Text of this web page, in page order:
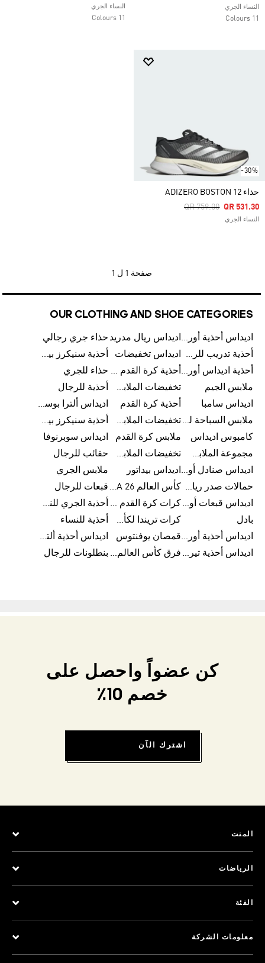
النساء الجري
11 Colours
النساء الجري
11 Colours
-30%
حذاء ADIZERO BOSTON 12
Price Reduced From
QR 759.00ToQR 531.30
النساء الجري
صفحة 1 ل 1
OUR CLOTHING AND SHOE CATEGORIES
اديداس أحذية أورجينالز اديداس ريال مدريد حذاء جري رجالي
أحذية تدريب للرجال
اديداس تخفيضات
أحذية سنيكرز بيضاء للرجال
أحذية اديداس أورجينال للنساء
أحذية كرة القدم للرجال حذاء للجري
ملابس الجيم
تخفيضات الملابس للأطفال
أحذية للرجال
اديداس سامبا
أحذية كرة القدم
اديداس ألترا بوست
ملابس السباحة للرجال
تخفيضات الملابس الرياضية
أحذية سنيكرز بيضاء للرجال
كامبوس اديداس
ملابس كرة القدم
اديداس سوبرنوفا
مجموعة الملابس الرياضية
تخفيضات الملابس للرجال
حقائب للرجال
اديداس صنادل أورجينال للنساء اديداس بيداتور
ملابس الجري
حمالات صدر رياضية
كأس العالم FIFA 26™ قبعات للرجال
اديداس قبعات أورجينال للرجال
كرات كرة القدم للرجال
أحذية الجري للنساء
بادل
كرات تريندا لكأس العالم FIFA 26™
أحذية للنساء
اديداس أحذية أورجينال للرجالقمصان يوفنتوس
اديداس أحذية ألترا بوست للرجال
اديداس أحذية تيريكس
فرق كأس العالم FIFA 26™ بنطلونات للرجال
كن عضواً واحصل على
خصم 10٪
اشترك الآن
المنت
الرياضات
الفئة
معلومات الشركة